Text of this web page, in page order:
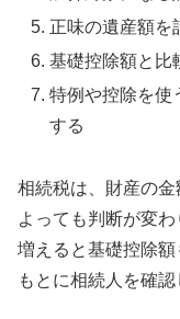
正味の遺産額を
基礎控除額と比
特例や控除を使
する
相続税は、財産の
よっても判断が変
増えると基礎控除
もとに相続人を確認